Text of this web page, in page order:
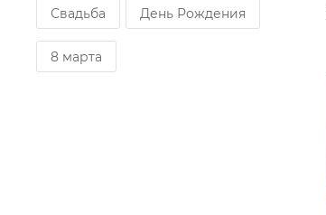
Свадьба День Рождения
8 марта